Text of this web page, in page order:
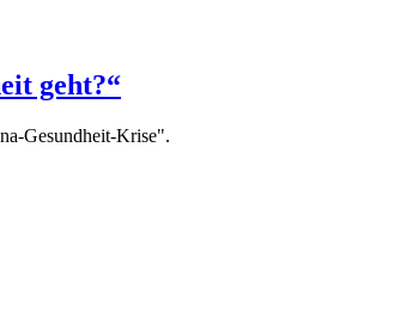
geht?“
Gesundheit-Krise".